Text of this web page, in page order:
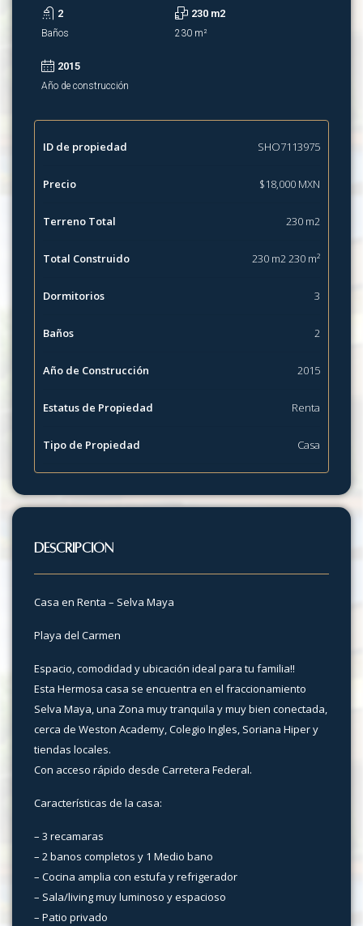
2
Baños
230 m2
230 m²
2015
Año de construcción
ID de propiedad SHO7113975
Precio $18,000 MXN
Terreno Total 230 m2
Total Construido 230 m2 230 m²
Dormitorios 3
Baños 2
Año de Construcción 2015
Estatus de Propiedad Renta
Tipo de Propiedad Casa
Descripción
Casa en Renta – Selva Maya
Playa del Carmen
Espacio, comodidad y ubicación ideal para tu familia!!
Esta Hermosa casa se encuentra en el fraccionamiento
Selva Maya, una Zona muy tranquila y muy bien conectada,
cerca de Weston Academy, Colegio Ingles, Soriana Hiper y
tiendas locales.
Con acceso rápido desde Carretera Federal.
Características de la casa:
– 3 recamaras
– 2 banos completos y 1 Medio bano
– Cocina amplia con estufa y refrigerador
– Sala/living muy luminoso y espacioso
– Patio privado